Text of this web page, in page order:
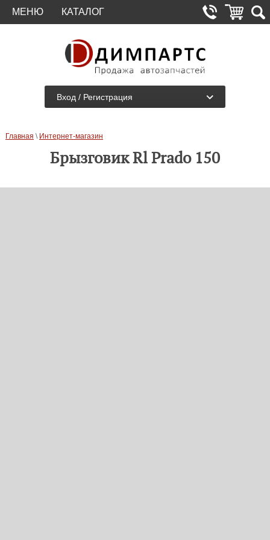
МЕНЮ КАТАЛОГ
Вход / Регистрация
Главная \ Интернет-магазин
Брызговик Rl Prado 150